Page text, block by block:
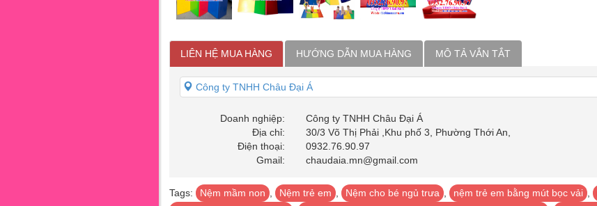
LIÊN HỆ MUA HÀNG HƯỚNG DẪN MUA HÀNG MÔ TẢ VẮN TẮT
Công ty TNHH Châu Đại Á
Doanh nghiệp:
Công ty TNHH Châu Đại Á
Địa chỉ:
30/3 Võ Thị Phải ,Khu phố 3, Phường Thới An,
Điện thoại:
0932.76.90.97
Gmail:
chaudaia.mn@gmail.com
Tags: Nệm mầm non , Nệm trẻ em , Nệm cho bé ngủ trưa , nệm trẻ em bằng mút bọc vải ,